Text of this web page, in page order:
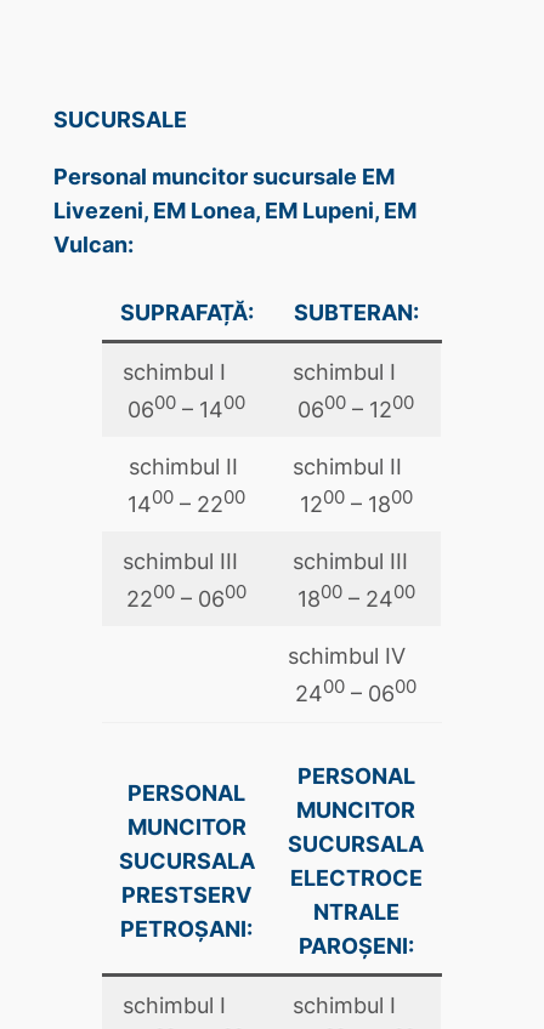
SUCURSALE
Personal muncitor sucursale EM
Livezeni, EM Lonea, EM Lupeni, EM
Vulcan:
SUPRAFAȚĂ: SUBTERAN:
schimbul I
0600 – 1400
schimbul I
0600 – 1200
schimbul II
1400 – 2200
schimbul II
1200– 1800
schimbul III
2200 – 0600
schimbul III
1800– 2400
schimbul IV
2400 – 0600
PERSONAL
MUNCITOR
SUCURSALA
PRESTSERV
PETROŞANI:
PERSONAL
MUNCITOR
SUCURSALA
ELECTROCE
NTRALE
PAROŞENI:
schimbul I
schimbul I